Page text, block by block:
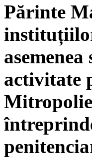
Părinte
activitate